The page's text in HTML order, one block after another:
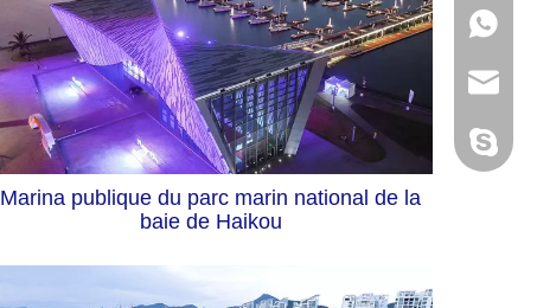
Marina publique du parc marin national de la
baie de Haikou
+86-
+86-
+86-